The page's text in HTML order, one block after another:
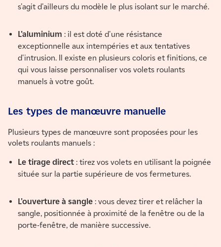
s'agit d'ailleurs du modèle le plus isolant sur le marché.
L'aluminium : il est doté d'une résistance
exceptionnelle aux intempéries et aux tentatives
d'intrusion. Il existe en plusieurs coloris et finitions, ce
qui vous laisse personnaliser vos volets roulants
manuels à votre goût.
Les types de manœuvre manuelle
Plusieurs types de manœuvre sont proposées pour les
volets roulants manuels :
Le tirage direct : tirez vos volets en utilisant la poignée
située sur la partie supérieure de vos fermetures.
L'ouverture à sangle : vous devez tirer et relâcher la
sangle, positionnée à proximité de la fenêtre ou de la
porte-fenêtre, de manière successive.